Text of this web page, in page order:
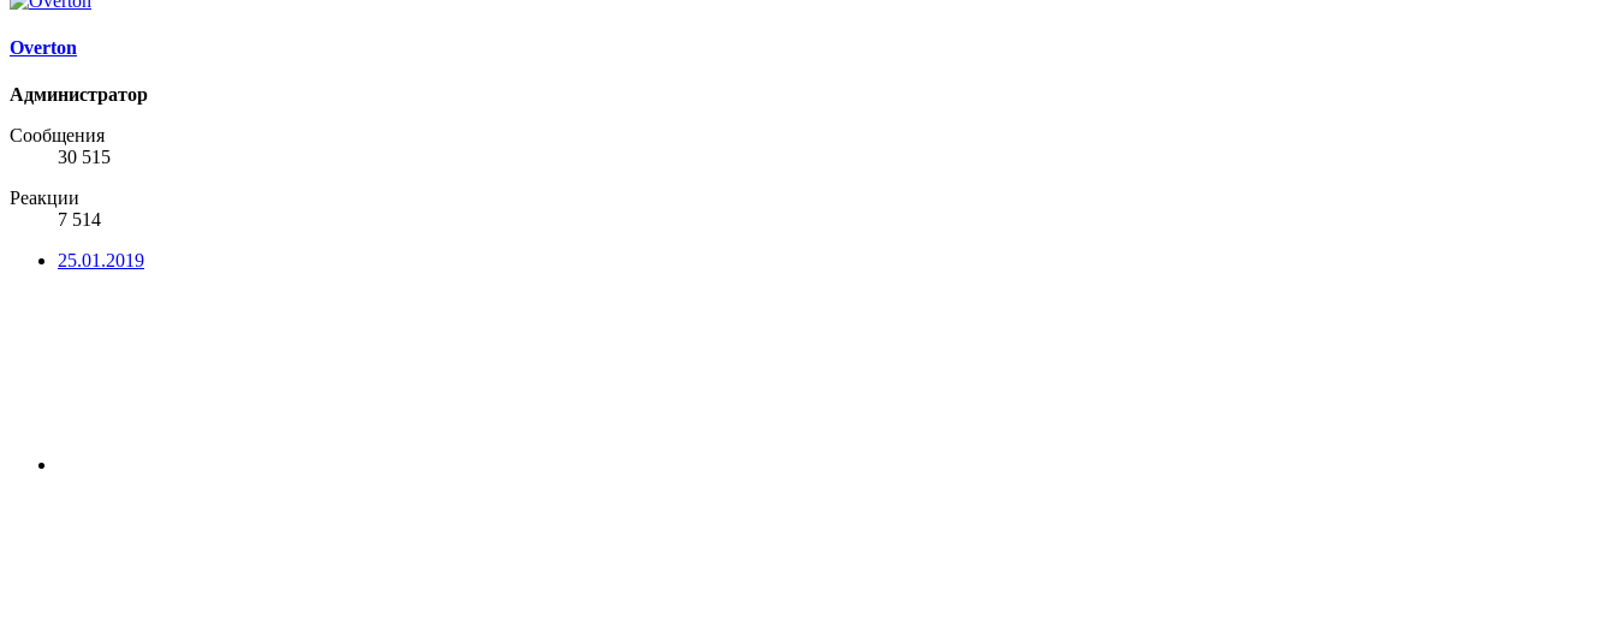
Overton
Администратор
Сообщения
30 515
Реакции
7 514
25.01.2019